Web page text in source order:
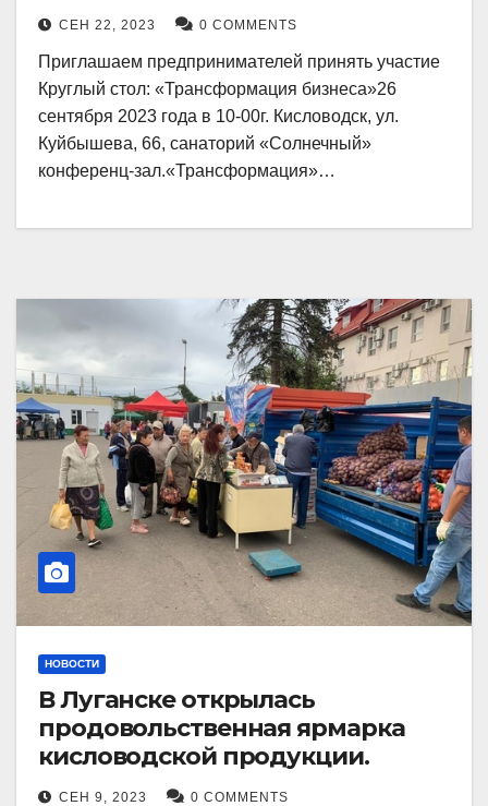
СЕН 22, 2023 0 COMMENTS
Приглашаем предпринимателей принять участие
Круглый стол: «Трансформация бизнеса»26
сентября 2023 года в 10-00г. Кисловодск, ул.
Куйбышева, 66, санаторий «Солнечный»
конференц-зал.«Трансформация»…
НОВОСТИ
В Луганске открылась
продовольственная ярмарка
кисловодской продукции.
СЕН 9, 2023 0 COMMENTS